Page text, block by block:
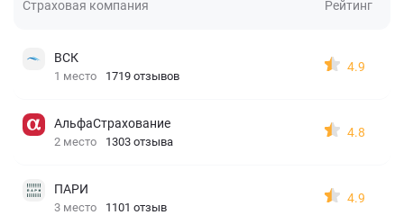
Страховая компания Рейтинг
ВСК
1 место 1719 отзывов
4.9
АльфаСтрахование
2 место 1303 отзыва
4.8
ПАРИ
3 место 1101 отзыв
4.9